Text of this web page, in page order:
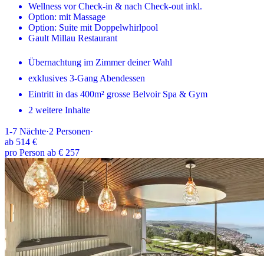
Wellness vor Check-in & nach Check-out inkl.
Option: mit Massage
Option: Suite mit Doppelwhirlpool
Gault Millau Restaurant
Übernachtung im Zimmer deiner Wahl
exklusives 3-Gang Abendessen
Eintritt in das 400m² grosse Belvoir Spa & Gym
2 weitere Inhalte
1-7 Nächte·2 Personen·
ab 514 €
pro Person ab € 257